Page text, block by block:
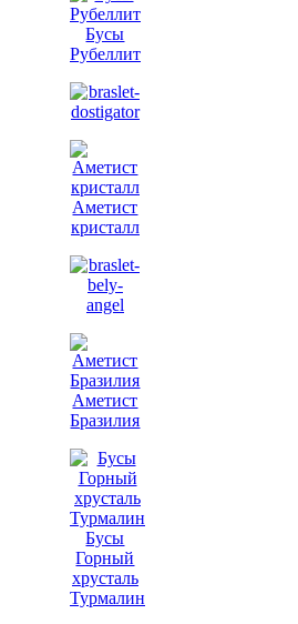
Бусы
Рубеллит
Аметист
кристалл
Аметист
Бразилия
Бусы
Горный
хрусталь
Турмалин